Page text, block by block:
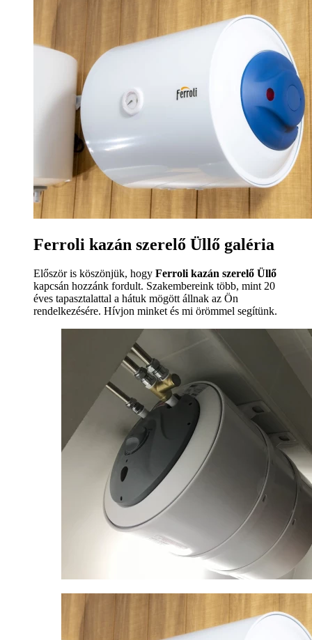
Ferroli kazán szerelő Üllő galéria
Először is köszönjük, hogy Ferroli kazán szerelő Üllő
kapcsán hozzánk fordult. Szakembereink több, mint 20
éves tapasztalattal a hátuk mögött állnak az Ön
rendelkezésére. Hívjon minket és mi örömmel segítünk.